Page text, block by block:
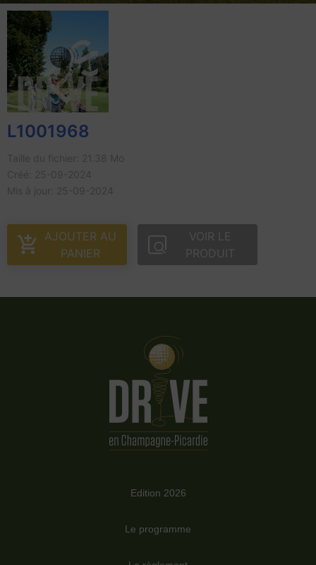
L1001968
AJOUTER AU
PANIER
VOIR LE
PRODUIT
Edition 2026
Le programme